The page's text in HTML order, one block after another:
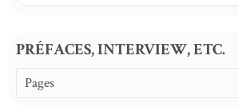
PRÉFACES, INTERVIEW, ETC.